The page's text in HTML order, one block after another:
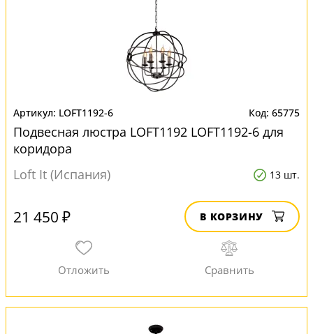
LOFT1192-6 65775
Подвесная люстра LOFT1192 LOFT1192-6 для
коридора
Loft It (Испания)
13 шт.
21 450 ₽ В КОРЗИНУ